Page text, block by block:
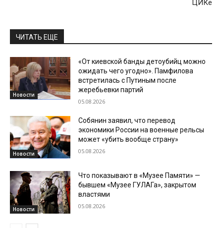
ЦИКе
ЧИТАТЬ ЕЩЕ
Новости
«От киевской банды детоубийц можно
ожидать чего угодно». Памфилова
встретилась с Путиным после
жеребьевки партий
05.08.2026
Новости
Собянин заявил, что перевод
экономики России на военные рельсы
может «убить вообще страну»
05.08.2026
Новости
Что показывают в «Музее Памяти» —
бывшем «Музее ГУЛАГа», закрытом
властями
05.08.2026